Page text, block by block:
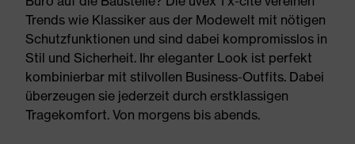
Trends wie Klassiker aus der Modewelt mit nötigen
Schutzfunktionen und sind dabei kompromisslos in
Stil und Sicherheit. Ihr eleganter Look ist perfekt
kombinierbar mit stilvollen Business-Outfits. Dabei
überzeugen sie jederzeit durch erstklassigen
Tragekomfort. Von morgens bis abends.